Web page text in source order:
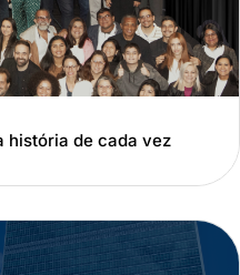
história de cada vez